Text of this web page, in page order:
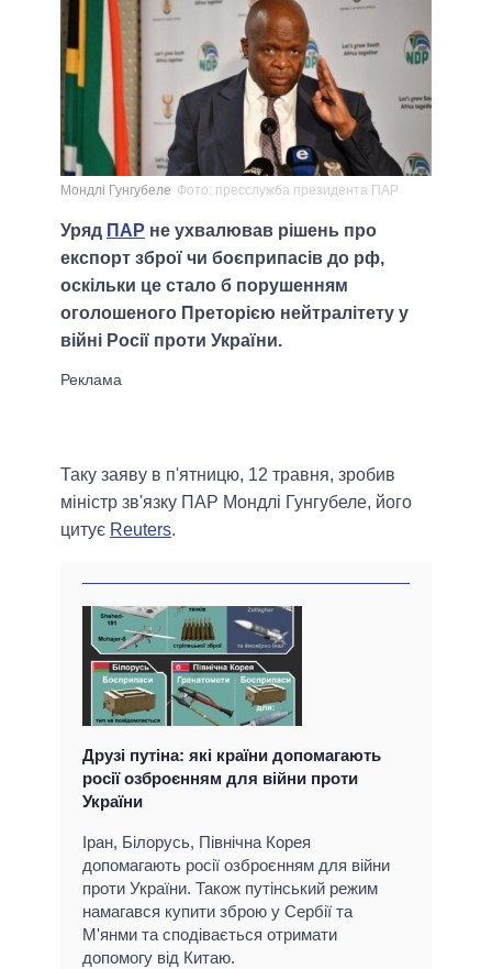
Мондлі Гунгубеле Фото: пресслужба президента ПАР
Уряд ПАР не ухвалював рішень про
експорт зброї чи боєприпасів до рф,
оскільки це стало б порушенням
оголошеного Преторією нейтралітету у
війні Росії проти України.
Таку заяву в п'ятницю, 12 травня, зробив
міністр зв'язку ПАР Мондлі Гунгубеле, його
цитує Reuters.
Друзі путіна: які країни допомагають
росії озброєнням для війни проти
України
Іран, Білорусь, Північна Корея
допомагають росії озброєнням для війни
проти України. Також путінський режим
намагався купити зброю у Сербії та
М'янми та сподівається отримати
допомогу від Китаю.